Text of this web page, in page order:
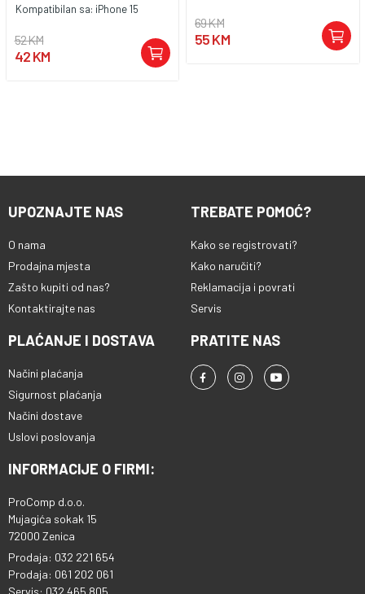
Kompatibilan sa: iPhone 15
52 KM
42 KM
69 KM
55 KM
UPOZNAJTE NAS
O nama
Prodajna mjesta
Zašto kupiti od nas?
Kontaktirajte nas
TREBATE POMOĆ?
Kako se registrovati?
Kako naručiti?
Reklamacija i povrati
Servis
PLAĆANJE I DOSTAVA
Načini plaćanja
Sigurnost plaćanja
Načini dostave
Uslovi poslovanja
PRATITE NAS
INFORMACIJE O FIRMI:
ProComp d.o.o.
Mujagića sokak 15
72000 Zenica
Prodaja: 032 221 654
Prodaja: 061 202 061
Servis: 032 465 805